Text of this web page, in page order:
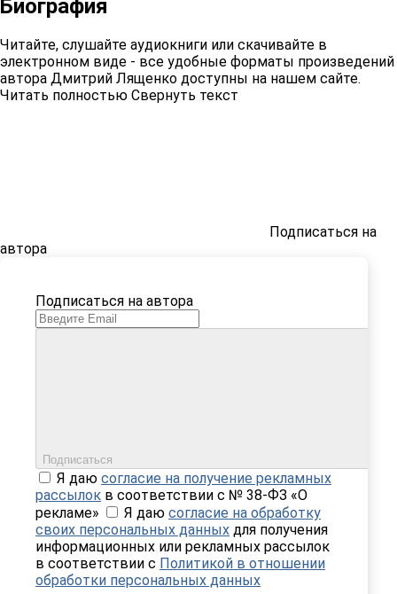
Биография
Читайте, слушайте аудиокниги или скачивайте в
электронном виде - все удобные форматы произведений
автора Дмитрий Лященко доступны на нашем сайте.
Читать полностью Свернуть текст
Подписаться на
автора
Подписаться на автора
Подписаться
Я даю согласие на получение рекламных
рассылок в соответствии с № 38-ФЗ «О
рекламе»
Я даю согласие на обработку
своих персональных данных для получения
информационных или рекламных рассылок
в соответствии с Политикой в отношении
обработки персональных данных